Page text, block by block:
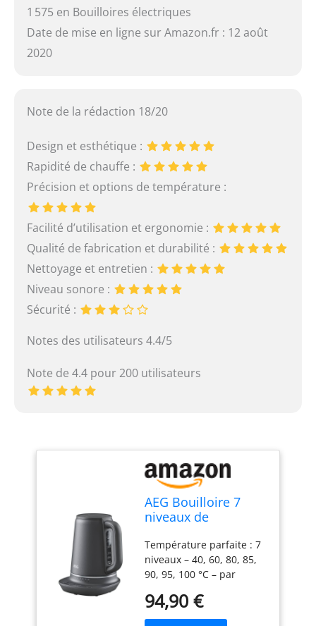
1 575 en Bouilloires électriques
Date de mise en ligne sur Amazon.fr : 12 août
2020
Note de la rédaction 18/20
Design et esthétique :
Rapidité de chauffe :
Précision et options de température :
Facilité d’utilisation et ergonomie :
Qualité de fabrication et durabilité :
Nettoyage et entretien :
Niveau sonore :
Sécurité :
Notes des utilisateurs 4.4/5
Note de 4.4 pour 200 utilisateurs
AEG Bouilloire 7
niveaux de
arrêts de sécurité,
fonction maintien
au chaud, 1,7 l, anti-
goutte, nettoyage
facile, base à 360°,
antidérapante,
Température parfaite : 7
niveaux – 40, 60, 80, 85,
90, 95, 100 °C – par
bébé à 40 °C, thé vert à
80 °C ou café à 95 °C –
94,90 €